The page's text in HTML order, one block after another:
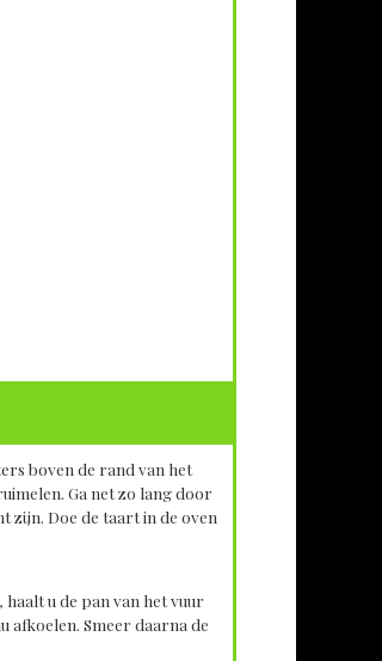
boven de rand van het
Ga net zo lang door
zijn. Doe de taart in de oven
u de pan van het vuur
afkoelen. Smeer daarna de